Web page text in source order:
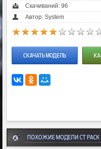
Скачиваний: 96
Автор: System
СКАЧАТЬ МОДЕЛЬ
ПОХОЖИЕ МОДЕЛИ CT PACK